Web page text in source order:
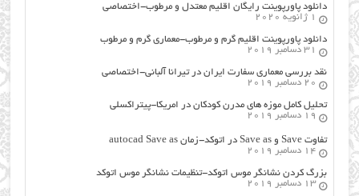
دانلود پاورپوینت رایگان اقلیم معتدل و مرطوب-اختصاصی
1 ژانویه 2020
دانلود پاورپوینت اقلیم گرم و مرطوب-معماری گرم و مرطوب
31 دسامبر 2019
نقد بررسی معماری سفارت ایران در تیرانا آلبانی-اختصاصی
20 دسامبر 2019
تحلیل کامل موزه های مدرن کودکان در امریکا-پیتراکسلی
19 دسامبر 2019
تفاوت Save و Save as در اتوکد-زمان autocad Save as
14 دسامبر 2019
بزرگ کردن نشانگر موس اتوکد-تنظیمات نشانگر موس اتوکد
13 دسامبر 2019